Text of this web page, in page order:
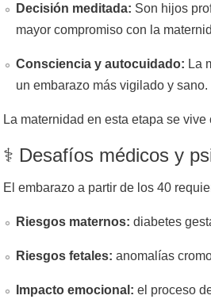
Decisión meditada: Son hijos
mayor compromiso con la
Consciencia y autocuidado: La
un embarazo más vigilado y sano.
La maternidad en esta etapa se
⚕️ Desafíos médicos y
El embarazo a partir de los 40
Riesgos maternos: diabetes
Riesgos fetales: anomalías
Impacto emocional: el proceso